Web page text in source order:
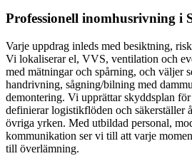
Professionell inomhusrivning i
Varje uppdrag inleds med besiktning,
Vi lokaliserar el, VVS, ventilation och
med mätningar och spårning, och väljer
handrivning, sågning/bilning med
demontering. Vi upprättar skyddsplan
definierar logistikflöden och säkerställer
övriga yrken. Med utbildad personal,
kommunikation ser vi till att varje
till överlämning.